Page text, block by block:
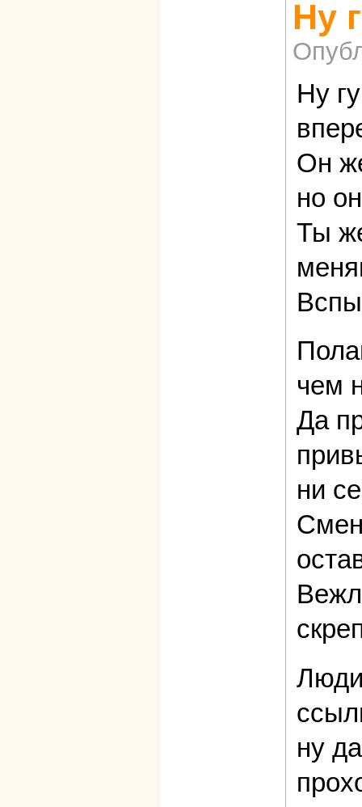
Ну
Ну
Он
но
Ты
чем
Да
ни
ну